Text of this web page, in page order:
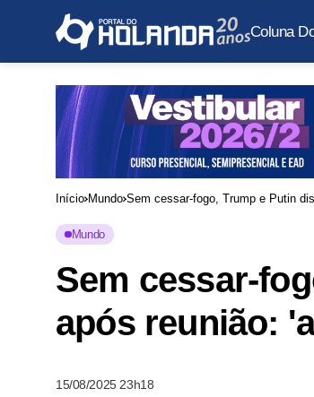
Coluna
Início Mundo Sem cessar-fogo, Trump e Putin
Mundo
Sem cessar-
após reunião:
15/08/2025 23h18